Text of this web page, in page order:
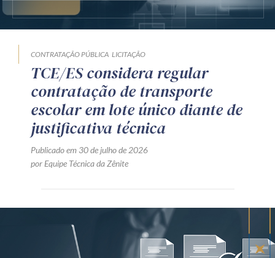
CONTRATAÇÃO PÚBLICA LICITAÇÃO
TCE/ES considera regular
contratação de transporte
escolar em lote único diante de
justificativa técnica
Publicado em 30 de julho de 2026
por Equipe Técnica da Zênite